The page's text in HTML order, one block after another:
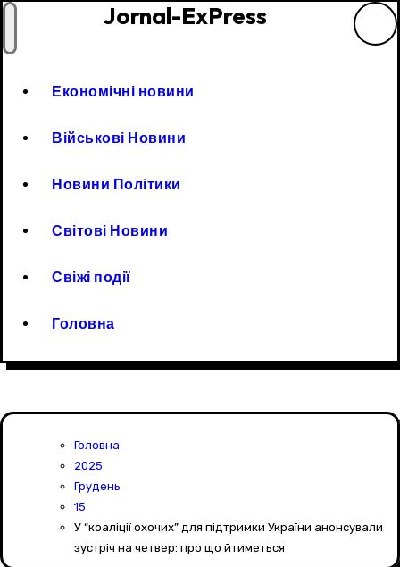
Jornal-ExPress
Економічні новини
Військові Новини
Новини Політики
Світові Новини
Свіжі події
Головна
Головна
2025
Грудень
15
У “коаліції охочих” для підтримки України анонсували
зустріч на четвер: про що йтиметься